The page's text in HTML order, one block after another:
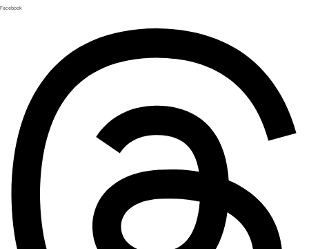
Facebook